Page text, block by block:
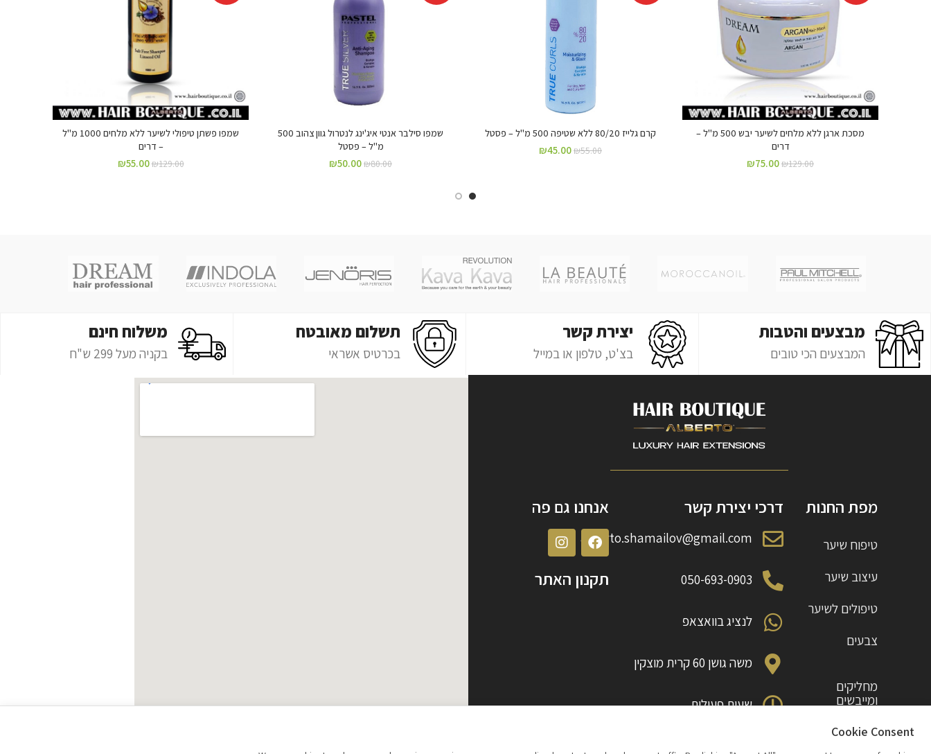
מסכת ארגן ללא מלחים לשיער יבש 500 מ"ל –
דרים
₪129.00
₪75.00
קרם גלייז 80/20 ללא שטיפה 500 מ"ל – פסטל
₪55.00
₪45.00
שמפו סילבר אנטי איג'ינג לנטרול גוון צהוב 500
מ"ל – פסטל
₪80.00
₪50.00
שמפו פשתן טיפולי לשיער ללא מלחים 1000 מ"ל
– דרים
₪129.00
₪55.00
מבצעים והטבות
המבצעים הכי טובים
יצירת קשר
בצ'ט, טלפון או במייל
תשלום מאובטח
בכרטיס אשראי
משלוח חינם
בקניה מעל 299 ש"ח
מפת החנות
טיפוח שיער
עיצוב שיער
טיפולים לשיער
צבעים
מחליקים
ומייבשים
תוספות
דרכי יצירת קשר
alberto.shamailov@gmail.com
050-693-0903
לנציג בוואצאפ
משה גושן 60 קרית מוצקין
שעות פעילות
אנחנו גם פה
תקנון האתר
Cookie Consent